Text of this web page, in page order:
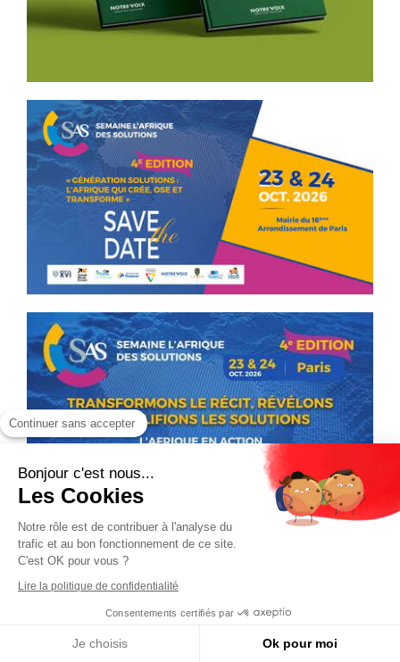
Continuer sans accepter
Bonjour c'est nous...
Les Cookies
Notre rôle est de contribuer à l'analyse du
trafic et au bon fonctionnement de ce site.
C'est OK pour vous ?
Lire la politique de confidentialité
Consentements certifiés par
Je choisis Ok pour moi